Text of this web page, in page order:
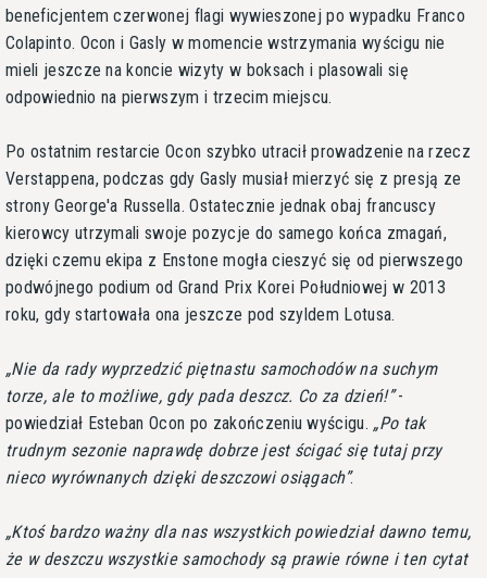
beneficjentem czerwonej flagi wywieszonej po wypadku Franco
Colapinto. Ocon i Gasly w momencie wstrzymania wyścigu nie
mieli jeszcze na koncie wizyty w boksach i plasowali się
odpowiednio na pierwszym i trzecim miejscu.
Po ostatnim restarcie Ocon szybko utracił prowadzenie na rzecz
Verstappena, podczas gdy Gasly musiał mierzyć się z presją ze
strony George'a Russella. Ostatecznie jednak obaj francuscy
kierowcy utrzymali swoje pozycje do samego końca zmagań,
dzięki czemu ekipa z Enstone mogła cieszyć się od pierwszego
podwójnego podium od Grand Prix Korei Południowej w 2013
roku, gdy startowała ona jeszcze pod szyldem Lotusa.
Nie da rady wyprzedzić piętnastu samochodów na suchym
torze, ale to możliwe, gdy pada deszcz. Co za dzień! -
powiedział Esteban Ocon po zakończeniu wyścigu.
Po tak
trudnym sezonie naprawdę dobrze jest ścigać się tutaj przy
nieco wyrównanych dzięki deszczowi osiągach .
Ktoś bardzo ważny dla nas wszystkich powiedział dawno temu,
że w deszczu wszystkie samochody są prawie równe i ten cytat